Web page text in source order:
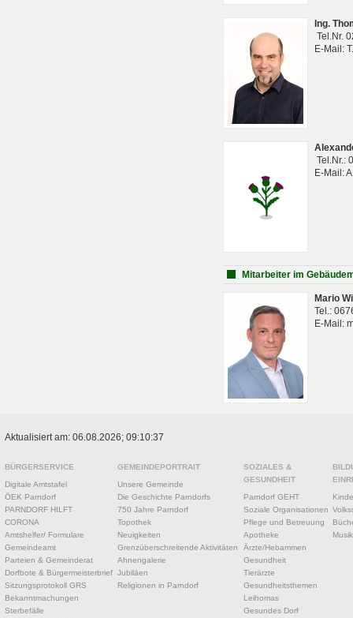
Ing.
Tel.Nr.
E-Mail:
Tel.Nr.:
E-Mail:
Mitarbeiter im
Mario
Tel.:
E-Mail:
Aktualisiert am: 06.08.2026; 09:10:37
BÜRGERSERVICE
Digitale Amtstafel
ÖEK Parndorf
PARNDORF HILFT
CORONA
Amtshelfer/ Formulare
Gemeindeamt
Parteien & Gemeinderat
Dorfbote & Bürgermeisterbrief
Sitzungsprotokoll GRS
Bekanntmachungen
Sterbefälle
GEMEINDEPORTRAIT
Unsere Gemeinde
Die Geschichte Parndorfs
750 Jahre Parndorf
Topothek
Neuigkeiten
Grenzüberschreitende Aktivitäten
Ahnengalerie
Jubiläen
Religionen in Parndorf
SOZIALES &
GESUNDHEIT
Parndorf GEHT
Soziale Organisationen
Pflege und Betreuung
Apotheke
Ärzte/Hebammen
Gesundheit
Tierärzte
Gesundheitsthemen
Leihomas
Gesundes Dorf